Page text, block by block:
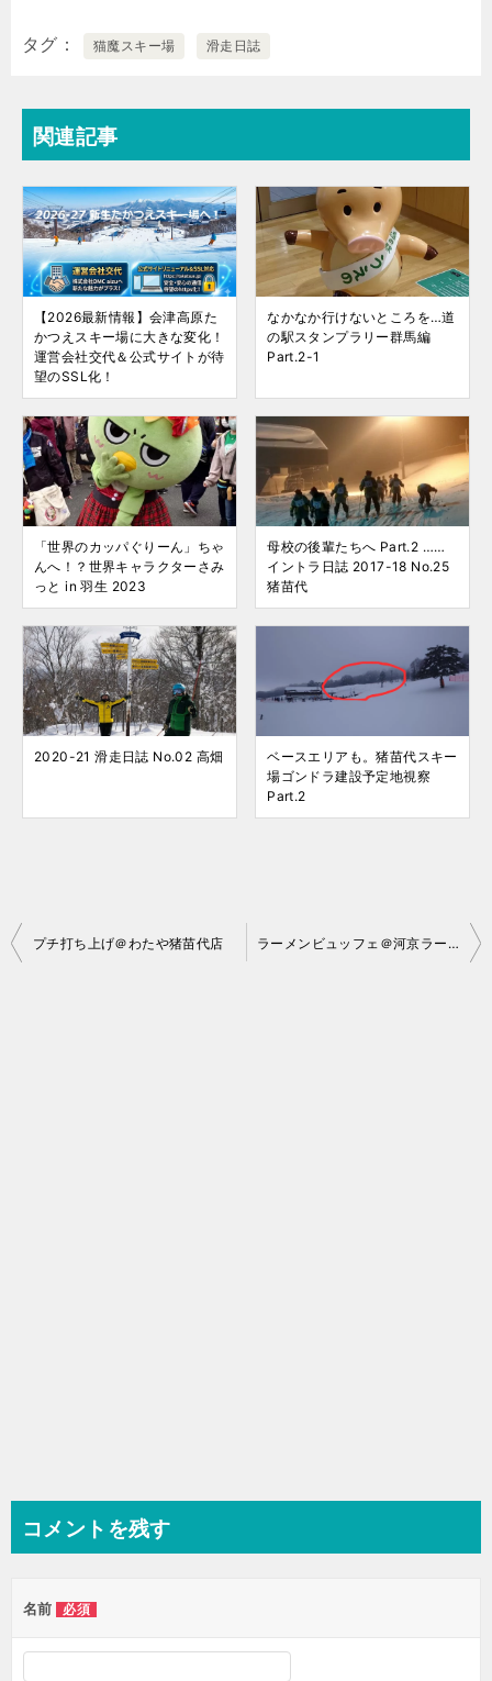
タグ 猫魔スキー場 滑走日誌
関連記事
【2026最新情報】会津高原た
かつえスキー場に大きな変化！
運営会社交代＆公式サイトが待
望のSSL化！
なかなか行けないところを…道
の駅スタンプラリー群馬編
Part.2-1
「世界のカッパぐりーん」ちゃ
んへ！？世界キャラクターさみ
っと in 羽生 2023
母校の後輩たちへ Part.2 ……
イントラ日誌 2017-18 No.25
猪苗代
2020-21 滑走日誌 No.02 高畑
ベースエリアも。猪苗代スキー
場ゴンドラ建設予定地視察
Part.2
投
プチ打ち上げ＠わたや猪苗代店 ラーメンビュッフェ＠河京ラーメン館猪苗代店
コメントを残す
名前 必須